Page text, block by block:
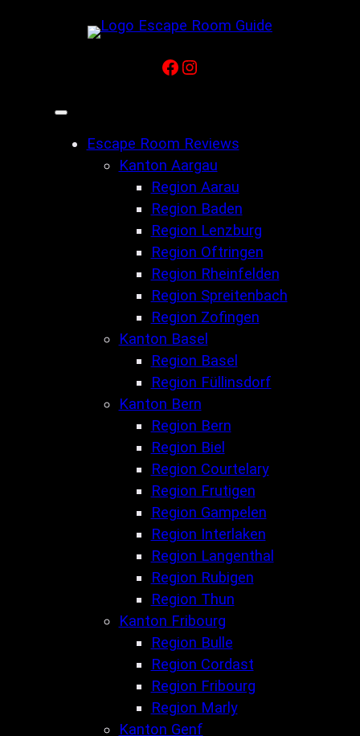
Facebook
Instagram
Escape Room Reviews
Kanton Aargau
Region Aarau
Region Baden
Region Lenzburg
Region Oftringen
Region Rheinfelden
Region Spreitenbach
Region Zofingen
Kanton Basel
Region Basel
Region Füllinsdorf
Kanton Bern
Region Bern
Region Biel
Region Courtelary
Region Frutigen
Region Gampelen
Region Interlaken
Region Langenthal
Region Rubigen
Region Thun
Kanton Fribourg
Region Bulle
Region Cordast
Region Fribourg
Region Marly
Kanton Genf